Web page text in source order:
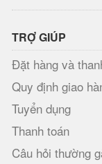
TRỢ GIÚP
Đặt hàng và
Quy định giao
Tuyển dụng
Thanh toán
Câu hỏi thường